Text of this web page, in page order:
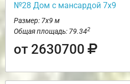
№28 Дом с мансардой 7х9
Размер: 7х9 м
Общая площадь: 79.342
от 2630700